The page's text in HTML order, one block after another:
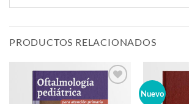
PRODUCTOS RELACIONADOS
Nuevo